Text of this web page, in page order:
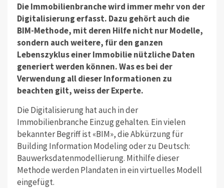
Die Immobilienbranche wird immer mehr von der
Digitalisierung erfasst. Dazu gehört auch die
BIM-Methode, mit deren Hilfe nicht nur Modelle,
sondern auch weitere, für den ganzen
Lebenszyklus einer Immobilie nützliche Daten
generiert werden können. Was es bei der
Verwendung all dieser Informationen zu
beachten gilt, weiss der Experte.
Die Digitalisierung hat auch in der
Immobilienbranche Einzug gehalten. Ein vielen
bekannter Begriff ist «BIM», die Abkürzung für
Building Information Modeling oder zu Deutsch:
Bauwerksdatenmodellierung. Mithilfe dieser
Methode werden Plandaten in ein virtuelles Modell
eingefügt.